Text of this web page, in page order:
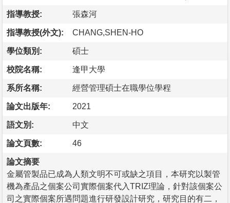
指導教授: 張森河
指導教授(外文): CHANG,SHEN-HO
學位類別: 碩士
校院名稱: 逢甲大學
系所名稱: 經營管理碩士在職學位學程
論文出版年: 2021
語文別: 中文
論文頁數: 46
論文摘要
金屬管製品已成為人類文明不可或缺之項目，本研究以製管
機為產品之個案公司實際個案代入TRIZ理論，針對該個案公
司之實際個案所遇問題進行研發設計研究，研究目的有二，